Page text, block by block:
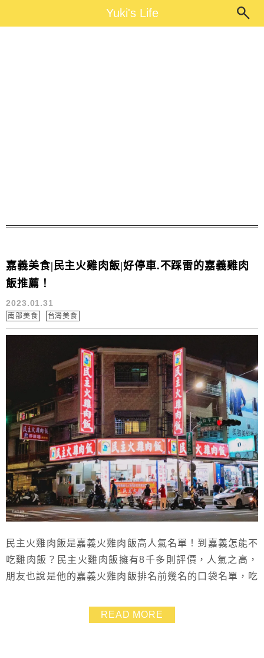
Yuki's LifeYuki's Life
嘉義美食|民主火雞肉飯|好停車.不踩雷的嘉義雞肉
飯推薦！
2023.01.31
南部美食 台灣美食
民主火雞肉飯是嘉義火雞肉飯高人氣名單！到嘉義怎能不
吃雞肉飯？民主火雞肉飯擁有8千多則評價，人氣之高，
朋友也說是他的嘉義火雞肉飯排名前幾名的口袋名單，吃
場很方便，推薦嘉義雞肉飯可來吃吃看這間
READ MORE